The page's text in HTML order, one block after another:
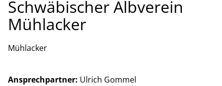
Schwäbischer Albverein
Mühlacker
Mühlacker
Ansprechpartner: Ulrich Gommel